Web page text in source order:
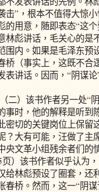
击”，根本不值得大惊
的用意，随即表态“这
林彪讲话，毛关心的是
围内。如果是毛泽东预
桥（事实上，这既不合
表讲话。因而，“阴谋
二）该书作者另一处“
事时，他的解释是听到
密切的关键岗位上保留
？大有可能，汪做了主
央文革小组残余者们的
页）该书作者似乎认为
给林彪预设了圈套，还
春桥。然而，这一“阴